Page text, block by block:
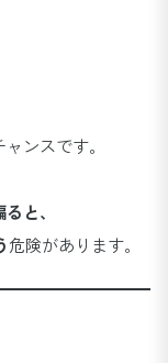
ンスです。
と、
危険があります。